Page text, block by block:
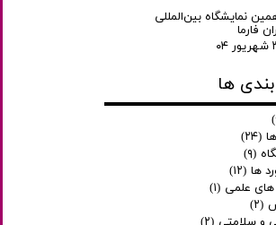
نمایشگاه بین‌المللی
فارما
ها
(۲۴)
(۹)
ها (۱۲)
های علمی (۱)
(۲)